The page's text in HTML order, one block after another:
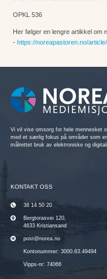
OPKL 536
Her følger en lengre artikkel om
- https://noreapastoren.no/
Vi vil vise omsorg for hele mennesket
med et særlig fokus på områder som
målrettet bruk av elektroniske og
KONTAKT OSS
38 14 50 20
Bergtorasvei 120,
4633 Kristiansand
post@norea.no
Kontonummer: 3000.63.49494
Vipps-nr: 74066